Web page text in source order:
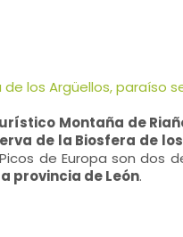
de los Argüellos, paraíso
Montaña de
de la Biosfera de
de Europa son dos
provincia de León.